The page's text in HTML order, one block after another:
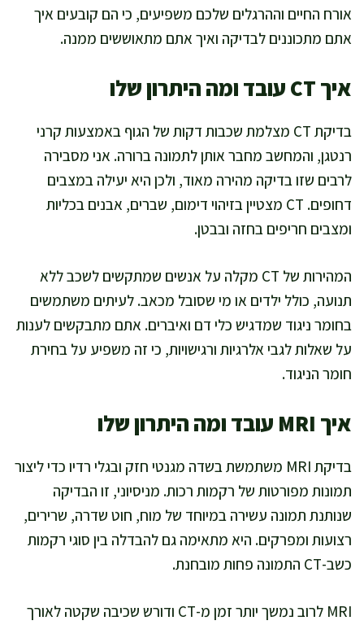
אורח החיים וההרגלים שלכם משפיעים, כי הם קובעים איך
אתם מתכוננים לבדיקה ואיך אתם מתאוששים ממנה.
איך CT עובד ומה היתרון שלו
בדיקת CT מצלמת שכבות דקות של הגוף באמצעות קרני
רנטגן, והמחשב מחבר אותן לתמונה ברורה. אני מסבירה
לרבים שזו בדיקה מהירה מאוד, ולכן היא יעילה במצבים
דחופים. CT מצטיין בזיהוי דימום, שברים, אבנים בכליות
ומצבים חריפים בחזה ובבטן.
המהירות של CT מקלה על אנשים שמתקשים לשכב ללא
תנועה, כולל ילדים או מי שסובל מכאב. לעיתים משתמשים
בחומר ניגוד שמדגיש כלי דם ואיברים. אתם מתבקשים לענות
על שאלות לגבי אלרגיות ורגישויות, כי זה משפיע על בחירת
חומר הניגוד.
איך MRI עובד ומה היתרון שלו
בדיקת MRI משתמשת בשדה מגנטי חזק ובגלי רדיו כדי ליצור
תמונות מפורטות של רקמות רכות. מניסיוני, זו הבדיקה
שנותנת תמונה עשירה במיוחד של מוח, חוט שדרה, שרירים,
רצועות ומפרקים. היא מתאימה גם להבדלה בין סוגי רקמות
כשב-CT התמונה פחות מובחנת.
MRI לרוב נמשך יותר זמן מ-CT ודורש שכיבה שקטה לאורך